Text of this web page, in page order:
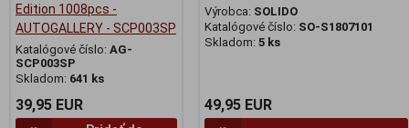
Edition 1008pcs -
AUTOGALLERY - SCP003SP
Katalógové číslo: AG-
SCP003SP
Skladom: 641 ks
39,95 EUR
Výrobca: SOLIDO
Katalógové číslo: SO-S1807101
Skladom: 5 ks
49,95 EUR